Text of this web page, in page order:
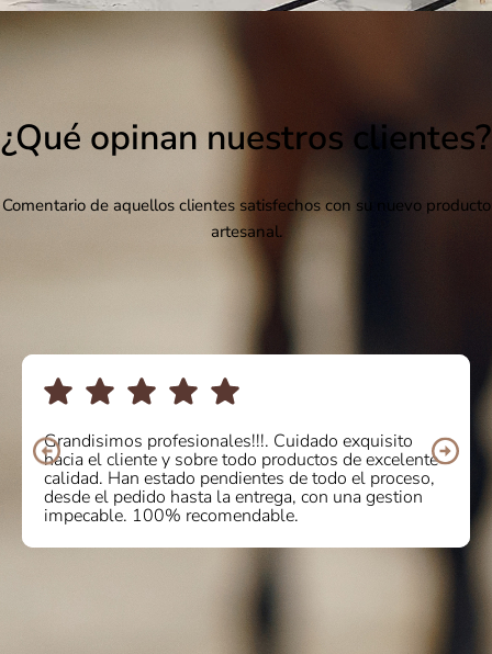
¿Qué opinan nuestros clientes?
Comentario de aquellos clientes satisfechos con su nuevo producto
artesanal.
Grandisimos profesionales!!!. Cuidado exquisito
hacia el cliente y sobre todo productos de excelente
calidad. Han estado pendientes de todo el proceso,
desde el pedido hasta la entrega, con una gestion
impecable. 100% recomendable.